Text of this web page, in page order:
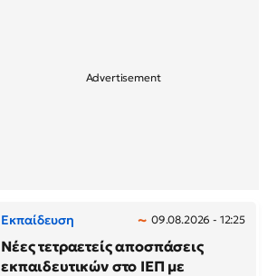
Εκπαίδευση 09.08.2026 - 12:25
Νέες τετραετείς αποσπάσεις
εκπαιδευτικών στο ΙΕΠ με